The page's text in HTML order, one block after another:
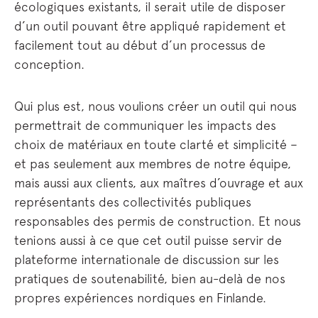
écologiques existants, il serait utile de disposer
d’un outil pouvant être appliqué rapidement et
facilement tout au début d’un processus de
conception.
Qui plus est, nous voulions créer un outil qui nous
permettrait de communiquer les impacts des
choix de matériaux en toute clarté et simplicité –
et pas seulement aux membres de notre équipe,
mais aussi aux clients, aux maîtres d’ouvrage et aux
représentants des collectivités publiques
responsables des permis de construction. Et nous
tenions aussi à ce que cet outil puisse servir de
plateforme internationale de discussion sur les
pratiques de soutenabilité, bien au-delà de nos
propres expériences nordiques en Finlande.